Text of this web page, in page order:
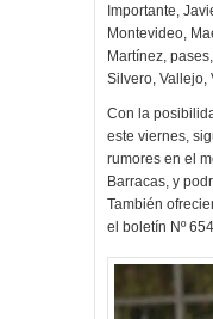
Importante,
Montevideo,
Martínez, pases,
Silvero, Vallejo,
Con la
este viernes,
rumores en el
Barracas, y
También
el boletín Nº